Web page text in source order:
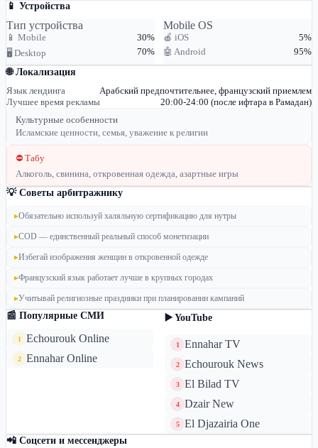
📱 Устройства
Тип устройства
📱 Mobile
30%
🖥 Desktop
70%
Mobile OS
🍎 iOS
5%
🤖 Android
95%
🌐 Локализация
Язык лендинга
Арабский предпочтительнее, французский приемлем
Лучшее время рекламы
20:00-24:00 (после ифтара в Рамадан)
Культурные особенности
Исламские ценности, семья, уважение к религии
⛔ Табу
Алкоголь, свинина, откровенная одежда, азартные игры
💡 Советы арбитражнику
▸Обязательно используй халяльную сертификацию для нутры
▸COD — единственный реальный способ монетизации
▸Избегай изображения женщин в откровенной одежде
▸Французский язык работает лучше в крупных городах
▸Учитывай религиозные праздники при планировании кампаний
📰 Популярные СМИ
1 Echourouk Online
2 Ennahar Online
▶️ YouTube
1 Ennahar TV
2 Echourouk News
3 El Bilad TV
4 Dzair New
5 El Djazairia One
📲 Соцсети и мессенджеры